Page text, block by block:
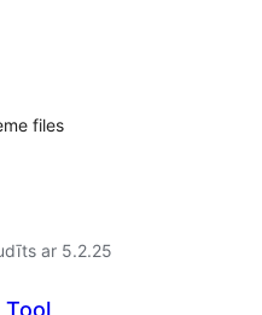
files
ar 5.2.25
Tool